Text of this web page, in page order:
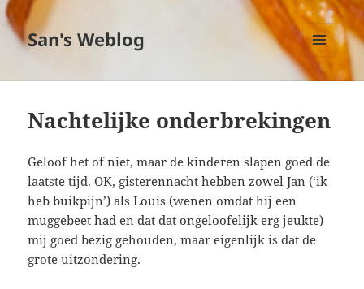
San's Weblog
MENU
EN
Nachtelijke onderbrekingen
Geloof het of niet, maar de kinderen slapen goed de
laatste tijd. OK, gisterennacht hebben zowel Jan (‘ik
heb buikpijn’) als Louis (wenen omdat hij een
muggebeet had en dat dat ongeloofelijk erg jeukte)
mij goed bezig gehouden, maar eigenlijk is dat de
grote uitzondering.